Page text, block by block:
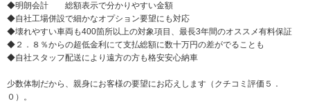
◆明朗会計 総額表示で分かりやすい金額
◆自社工場併設で細かなオプション要望にも対応
◆壊れやすい車両も400箇所以上の対象項目、最長3年間のオススメ有料保証
◆２．８％からの超低金利にて支払総額に数十万円の差がでることも
◆自社スタッフ配送により遠方の方も格安安心納車
少数体制だから、親身にお客様の要望にお応えします（クチコミ評価５．
０）。